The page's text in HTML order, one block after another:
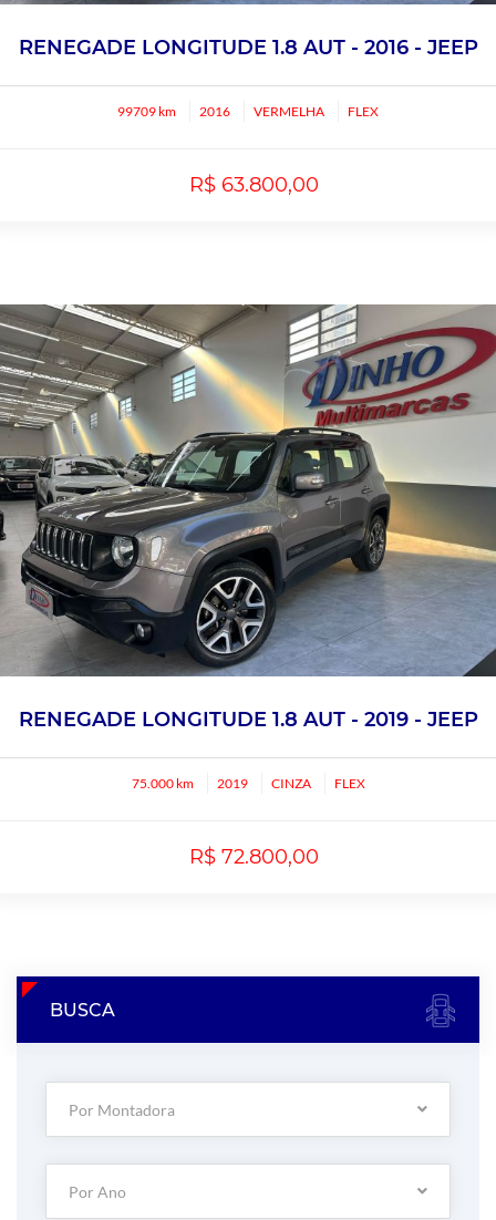
RENEGADE LONGITUDE 1.8 AUT - 2016 - JEEP
99709 km 2016 VERMELHA FLEX
R$ 63.800,00
RENEGADE LONGITUDE 1.8 AUT - 2019 - JEEP
75.000 km 2019 CINZA FLEX
R$ 72.800,00
BUSCA
Por Montadora
Por Ano